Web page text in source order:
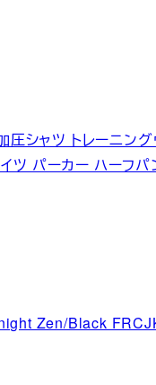
シャツ トレーニン
ツ パーカー ハーフ
Zen/Black